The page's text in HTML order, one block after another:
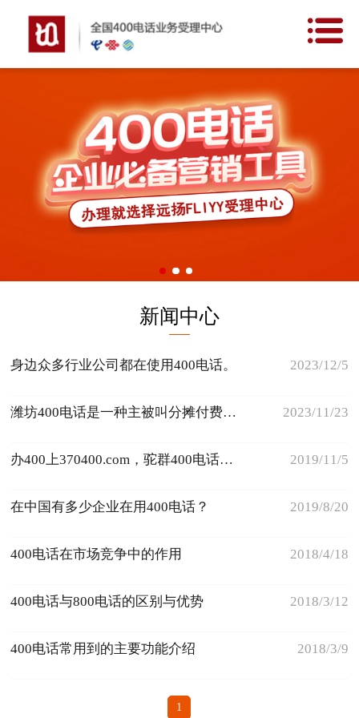
申请条件
开通流程
新闻中心
客户案例
新闻中心
身边众多行业公司都在使用400电话。 2023/12/5
潍坊400电话是一种主被叫分摊付费电话业务 2023/11/23
办400上370400.com，驼群400电话受理中心 2019/11/5
在中国有多少企业在用400电话？ 2019/8/20
400电话在市场竞争中的作用 2018/4/18
400电话与800电话的区别与优势 2018/3/12
400电话常用到的主要功能介绍 2018/3/9
1